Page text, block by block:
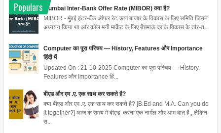
Populars
Mumbai Inter-Bank Offer Rate (MIBOR) क्या है?
MIBOR - मुंबई इंटर-बैंक ऑफर रेट ऋण बाजार के विकास के लिए समिति जिसने
अध्ययन किया था और कॉल मनी मार्केट के लिए बेंचमार्क दर के विकास के तौर-त...
Computer का पूरा परिचय — History, Features और Importance
हिंदी में
Updated On : 21-10-2025 Computer का पूरा परिचय — History,
Features और Importance हिं...
बीएड और एम .ए. एक साथ कर सकते है?
क्या बीएड और एम .ए. एक साथ कर सकते है? [B.Ed and M.A. Can you do
it together?] आज के समय में बीएड करना एक नार्मल और आम बात है , लेकिन
स...